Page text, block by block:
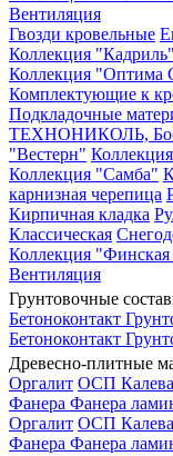
Вентиляция
Гвозди кровельные
Коллекция "Кадриль"
Коллекция "Оптима
Комплектующие к
Подкладочные
ТЕХНОНИКОЛЬ,
"Вестерн"
Коллекция "Самба"
карнизная черепица
Кирпичная кладка
Классическая
Коллекция "Финская
Вентиляция
Грунтовочные
Бетоноконтакт
Бетоноконтакт
Древесно-плитные
Оргалит ОСП
Фанера Фанера
Оргалит ОСП
Фанера Фанера